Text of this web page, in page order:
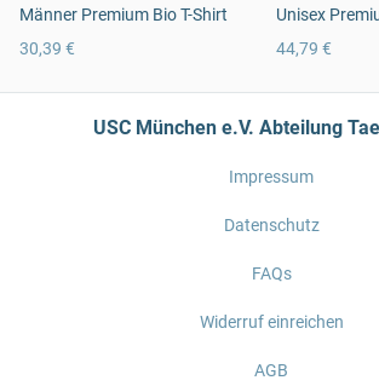
Männer Premium Bio T-Shirt
30,39 €
Unisex
44,79 €
USC München e.V. Abteilung
Impressum
Datenschutz
FAQs
Widerruf einreichen
AGB